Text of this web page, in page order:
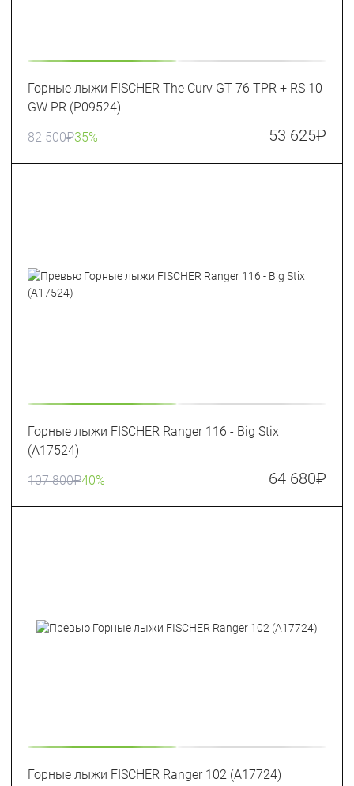
Горные лыжи FISCHER The Curv GT 76 TPR + RS 10
GW PR (P09524)
82 500₽35% 53 625₽
Горные лыжи FISCHER Ranger 116 - Big Stix
(A17524)
107 800₽40% 64 680₽
Горные лыжи FISCHER Ranger 102 (A17724)